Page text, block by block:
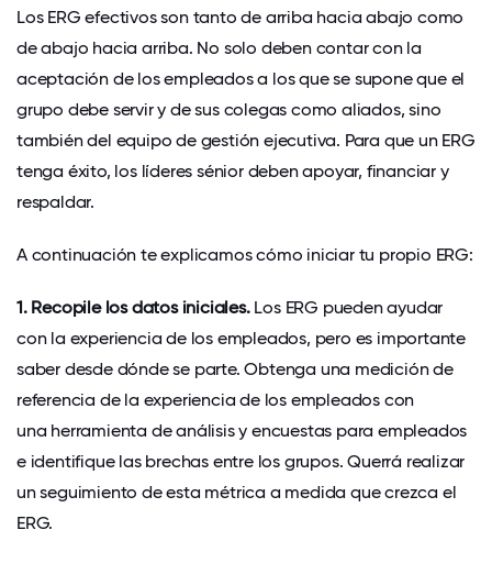
Los ERG efectivos son tanto de arriba hacia abajo como
de abajo hacia arriba. No solo deben contar con la
aceptación de los empleados a los que se supone que el
grupo debe servir y de sus colegas como aliados, sino
también del equipo de gestión ejecutiva. Para que un ERG
tenga éxito, los líderes sénior deben apoyar, financiar y
respaldar.
A continuación te explicamos cómo iniciar tu propio ERG:
1. Recopile los datos iniciales.Los ERG pueden ayudar
con la experiencia de los empleados, pero es importante
saber desde dónde se parte. Obtenga una medición de
referencia de la experiencia de los empleados con
una herramienta de análisis y encuestas para empleados
e identifique las brechas entre los grupos. Querrá realizar
un seguimiento de esta métrica a medida que crezca el
ERG.